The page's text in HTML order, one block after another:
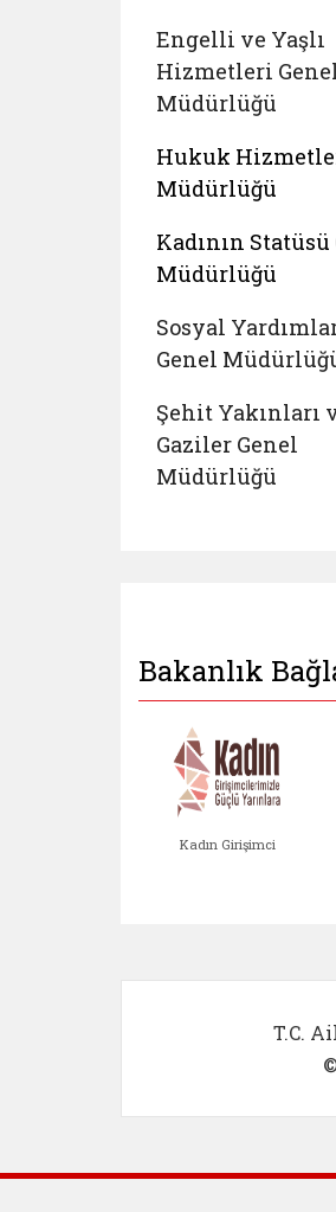
Engelli ve Yaşlı
Hizmetleri
Müdürlüğü
Hukuk
Müdürlüğü
Kadının Statüsü
Müdürlüğü
Sosyal
Genel
Şehit Yakınları
Gaziler Genel
Müdürlüğü
Bakanlık
Kadın Girişimci
T.C.